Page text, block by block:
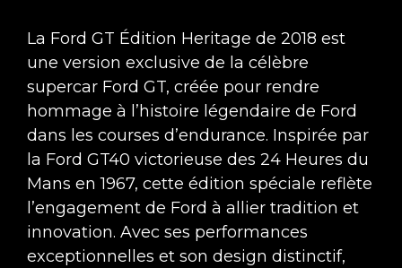
La Ford GT Édition Heritage de 2018 est
une version exclusive de la célèbre
supercar Ford GT, créée pour rendre
hommage à l’histoire légendaire de Ford
dans les courses d’endurance. Inspirée par
la Ford GT40 victorieuse des 24 Heures du
Mans en 1967, cette édition spéciale reflète
l’engagement de Ford à allier tradition et
innovation. Avec ses performances
exceptionnelles et son design distinctif,